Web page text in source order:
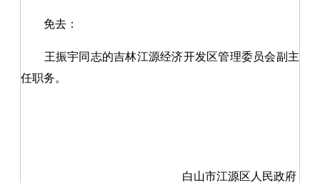
免去：
王振宇同志的吉林江源经济开发区管理委员会副主
任职务。
白山市江源区人民政府